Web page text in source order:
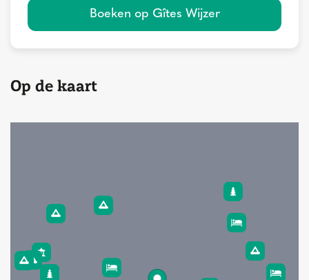
Boeken op Gîtes Wijzer
Op de kaart